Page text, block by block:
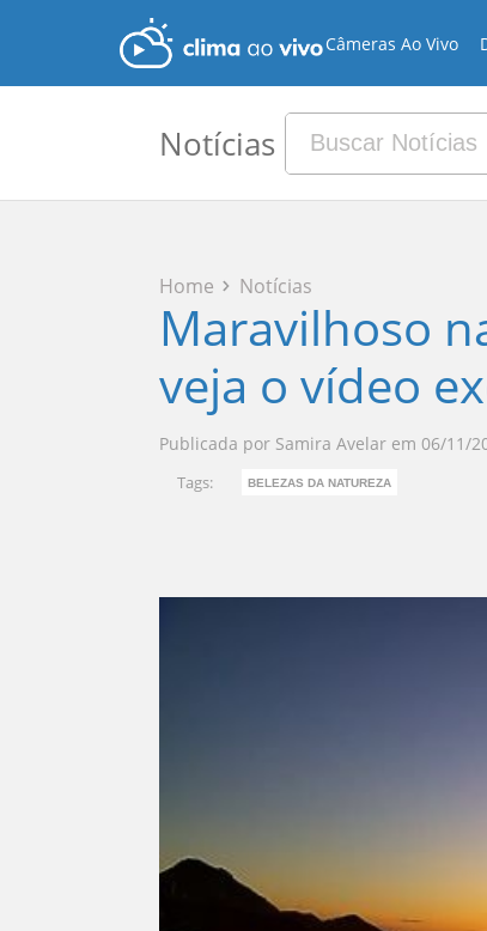
Câmeras Ao Vivo
Notícias
Home Notícias
Maravilhoso
veja o vídeo
Publicada por Samira Avelar em 06/11/
Tags: BELEZAS DA NATUREZA